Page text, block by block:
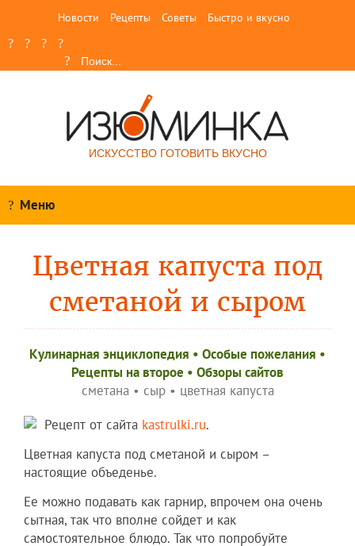
Новости Рецепты Советы Быстро и вкусно
ИСКУССТВО ГОТОВИТЬ ВКУСНО
Меню
Цветная капуста под
сметаной и сыром
Кулинарная энциклопедия • Особые пожелания •
Рецепты на второе • Обзоры сайтов
сметана• сыр• цветная капуста
Рецепт от сайта kastrulki.ru.
Цветная капуста под сметаной и сыром –
настоящие объеденье.
Ее можно подавать как гарнир, впрочем она очень
сытная, так что вполне сойдет и как
самостоятельное блюдо. Так что попробуйте